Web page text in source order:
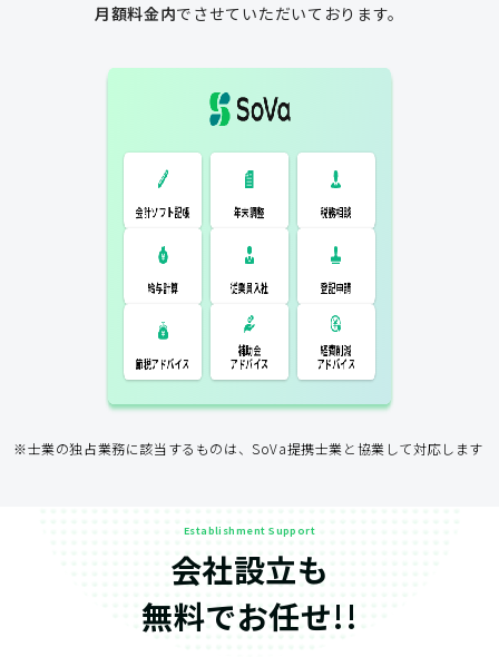
月額料金内でさせていただいております。
一般的な税理士
会計ソフト記
帳 年末調整 税務相談
会計ソフト記帳
年末調整
従業員入社
節税アドバイス
補助金
アドバイス
アドバイス
※士業の独占業務に該当するものは、SoVa提携士業と協業して対応します
Establishment Support
会社設立も
無料でお任せ!!